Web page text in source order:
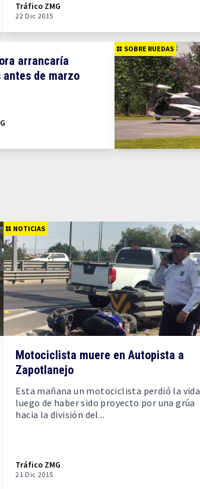
Tráfico ZMG
22 Dic 2015
arrancaría
de marzo
SOBRE RUEDAS
NOTICIAS
Motociclista muere en Autopista a
Zapotlanejo
Esta mañana un motociclista perdió la vida
luego de haber sido proyecto por una grúa
hacia la división del...
Tráfico ZMG
21 Dic 2015